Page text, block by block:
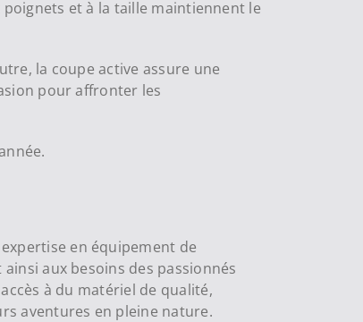
et à la taille maintiennent le
la coupe active assure une
pour affronter les
en équipement de
aux besoins des passionnés
à du matériel de qualité,
aventures en pleine nature.